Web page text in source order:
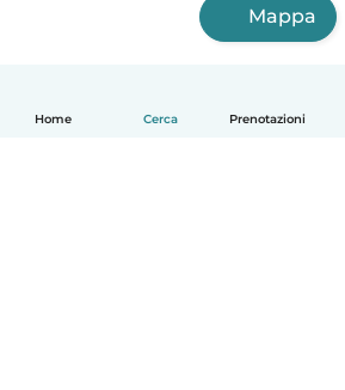
Home Cerca Prenotazioni
Mappa